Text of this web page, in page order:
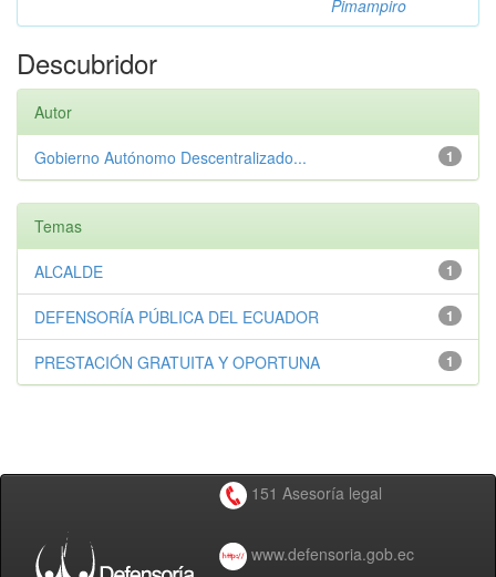
Pimampiro
Descubridor
Autor
1
Gobierno Autónomo Descentralizado...
Temas
1
ALCALDE
1
DEFENSORÍA PÚBLICA DEL ECUADOR
1
PRESTACIÓN GRATUITA Y OPORTUNA
151 Asesoría legal
www.defensoria.gob.ec